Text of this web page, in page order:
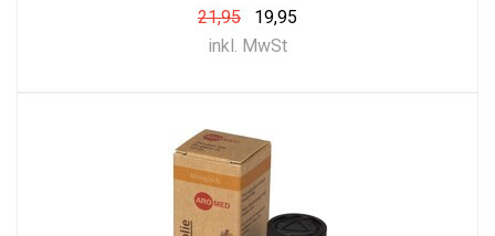
21,95
19,95
inkl. MwSt